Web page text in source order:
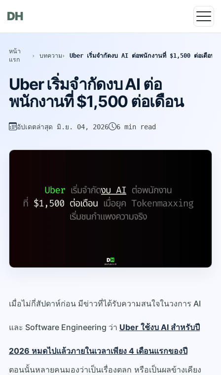
DH
หน้า
แรก
บทความ Uber เริ่มจำกัดงบ AI ต่อพนักงานที่ $1,500 ต่อเดือน
Uber เริ่มจำกัดงบ AI ต่อ
พนักงานที่ $1,500 ต่อเดือน
อัปเดตล่าสุด มิ.ย. 04, 2026 6 min read
เมื่อไม่กี่สัปดาห์ก่อน มีข่าวที่ได้รับความสนใจในวงการ AI
และ Software Engineering ว่า Uber ใช้งบ AI สำหรับปี
2026 หมดไปแล้วภายในเวลาเพียง 4 เดือนแรกของปี
ตอนนั้นหลายคนมองว่าเป็นเรื่องตลก หรือเป็นผลข้างเคียง